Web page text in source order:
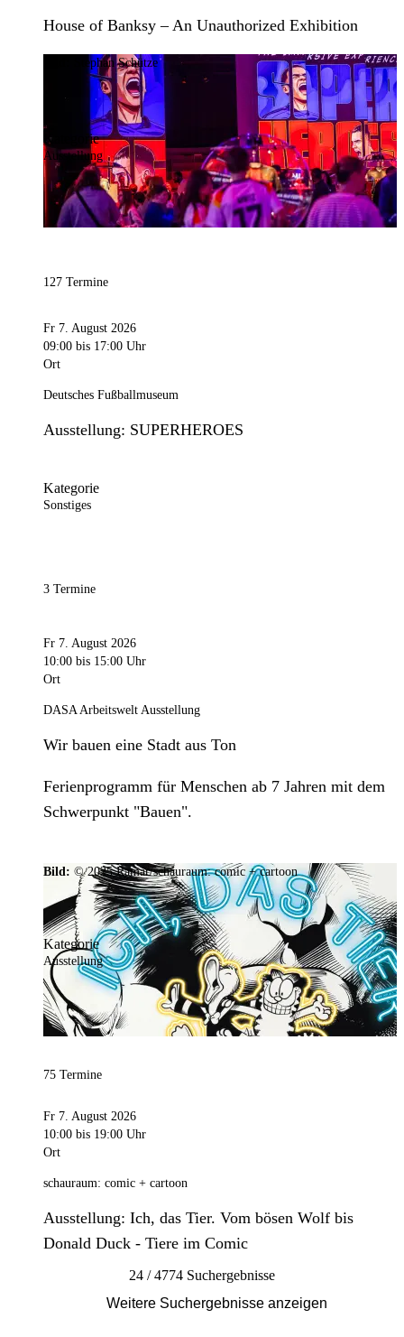
House of Banksy – An Unauthorized Exhibition
Stephan Schütze
Kategorie
Ausstellung
127 Termine
Fr 7. August 2026
09:00 bis 17:00 Uhr
Ort
Deutsches Fußballmuseum
Ausstellung: SUPERHEROES
Kategorie
Sonstiges
3 Termine
Fr 7. August 2026
10:00 bis 15:00 Uhr
Ort
DASA Arbeitswelt Ausstellung
Wir bauen eine Stadt aus Ton
Ferienprogramm für Menschen ab 7 Jahren mit dem
Schwerpunkt "Bauen".
Bild: © 2025 Ramar/schauraum: comic + cartoon
Kategorie
Ausstellung
75 Termine
Fr 7. August 2026
10:00 bis 19:00 Uhr
Ort
schauraum: comic + cartoon
Ausstellung: Ich, das Tier. Vom bösen Wolf bis
Donald Duck - Tiere im Comic
24 / 4774 Suchergebnisse
Weitere Suchergebnisse anzeigen